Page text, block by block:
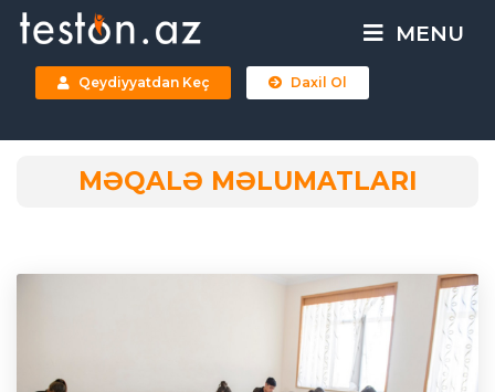
MENU
Qeydiyyatdan Keç Daxil Ol
MƏQALƏ MƏLUMATLARI